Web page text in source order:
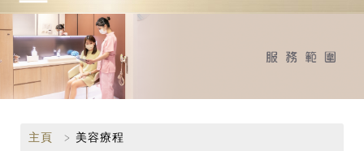
主頁 美容療程